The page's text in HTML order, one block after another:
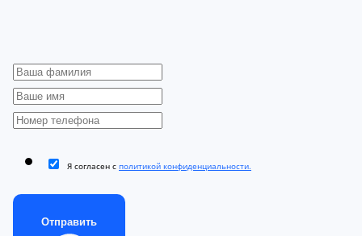
Я согласен с политикой конфиденциальности.
Отправить